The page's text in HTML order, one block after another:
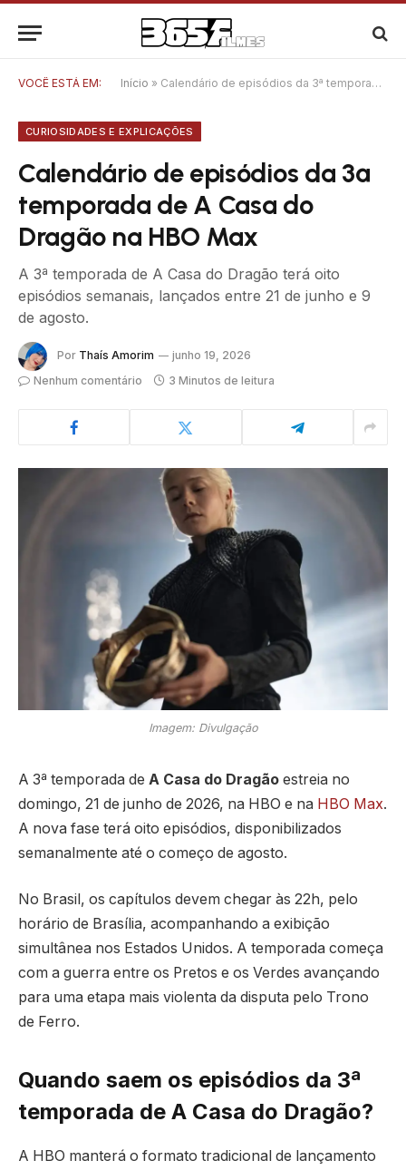
VOCÊ ESTÁ EM: Início » Calendário de episódios da 3ª temporada de A Casa do Dragão na HBO Max
CURIOSIDADES E EXPLICAÇÕES
Calendário de episódios da 3ª
temporada de A Casa do
Dragão na HBO Max
A 3ª temporada de A Casa do Dragão terá oito
episódios semanais, lançados entre 21 de junho e 9
de agosto.
Por Thaís Amorim
junho 19, 2026
Nenhum comentário
3 Minutos de leitura
Imagem: Divulgação
A 3ª temporada de A Casa do Dragão estreia no
domingo, 21 de junho de 2026, na HBO e na HBO Max.
A nova fase terá oito episódios, disponibilizados
semanalmente até o começo de agosto.
No Brasil, os capítulos devem chegar às 22h, pelo
horário de Brasília, acompanhando a exibição
simultânea nos Estados Unidos. A temporada começa
com a guerra entre os Pretos e os Verdes avançando
para uma etapa mais violenta da disputa pelo Trono
de Ferro.
Quando saem os episódios da 3ª
temporada de A Casa do Dragão?
A HBO manterá o formato tradicional de lançamento